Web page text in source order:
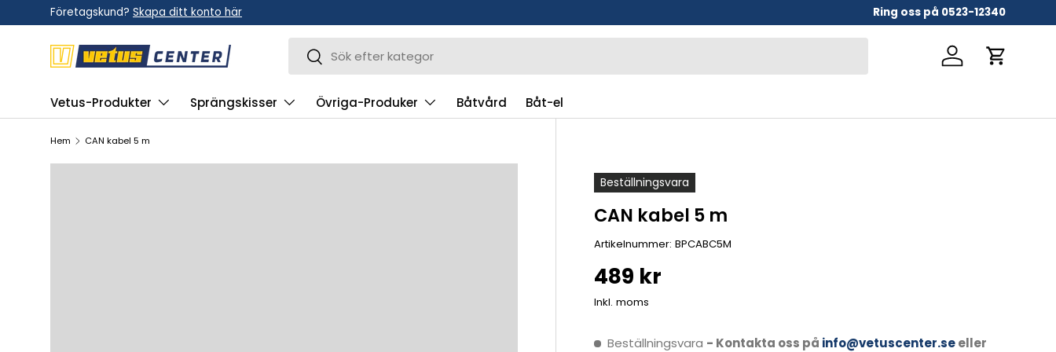
Hoppa till innehållet
Företagskund? Skapa ditt konto här Ring oss på 0523-12340
Sök Logga inVagn
Vetus-Produkter Sprängskisser Övriga-Produker Båtvård Båt-el
Hem CAN kabel 5 m
Beställningsvara
CAN kabel 5 m
Artikelnummer: BPCABC5M
489 kr
Inkl. moms
Beställningsvara - Kontakta oss på info@vetuscenter.seeller